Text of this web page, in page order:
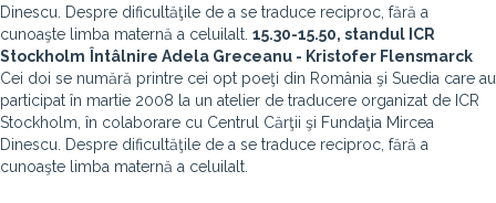
Dinescu. Despre dificultăţile de a se traduce reciproc, fără a
cunoaşte limba maternă a celuilalt. 15.30-15.50, standul ICR
Stockholm
Întâlnire Adela Greceanu - Kristofer Flensmarck
Cei doi se numără printre cei opt poeţi din România şi Suedia care au
participat în martie 2008 la un atelier de traducere organizat de ICR
Stockholm, în colaborare cu Centrul Cărţii şi Fundaţia Mircea
Dinescu. Despre dificultăţile de a se traduce reciproc, fără a
cunoaşte limba maternă a celuilalt.